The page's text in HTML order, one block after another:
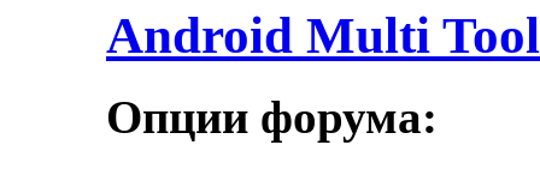
Android Multi Tool
Опции форума: